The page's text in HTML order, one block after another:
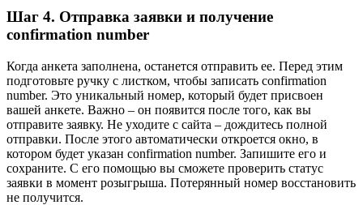
Шаг 4. Отправка заявки и получение
confirmation number
Когда анкета заполнена, останется отправить ее. Перед этим
подготовьте ручку с листком, чтобы записать confirmation
number. Это уникальный номер, который будет присвоен
вашей анкете. Важно – он появится после того, как вы
отправите заявку. Не уходите с сайта – дождитесь полной
отправки. После этого автоматически откроется окно, в
котором будет указан confirmation number. Запишите его и
сохраните. С его помощью вы сможете проверить статус
заявки в момент розыгрыша. Потерянный номер восстановить
не получится.